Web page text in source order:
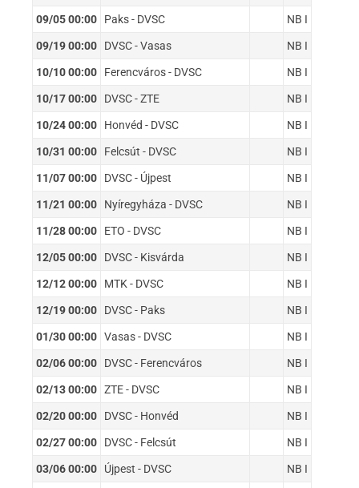
09/05 00:00 Paks - DVSC NB I
09/19 00:00 DVSC - Vasas NB I
10/10 00:00 Ferencváros - DVSC NB I
10/17 00:00 DVSC - ZTE NB I
10/24 00:00 Honvéd - DVSC NB I
10/31 00:00 Felcsút - DVSC NB I
11/07 00:00 DVSC - Újpest NB I
11/21 00:00 Nyíregyháza - DVSC NB I
11/28 00:00 ETO - DVSC NB I
12/05 00:00 DVSC - Kisvárda NB I
12/12 00:00 MTK - DVSC NB I
12/19 00:00 DVSC - Paks NB I
01/30 00:00 Vasas - DVSC NB I
02/06 00:00 DVSC - Ferencváros NB I
02/13 00:00 ZTE - DVSC NB I
02/20 00:00 DVSC - Honvéd NB I
02/27 00:00 DVSC - Felcsút NB I
03/06 00:00 Újpest - DVSC NB I